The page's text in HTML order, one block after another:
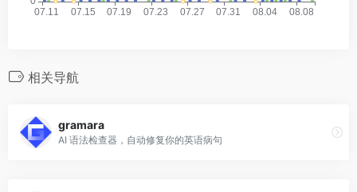
相关导航
gramara
AI 语法检查器，自动修复你的英语病句